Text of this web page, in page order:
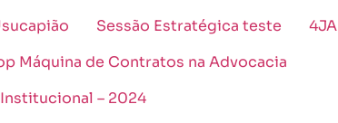
Sessão Estratégica teste
Máquina de Contratos na Advocacia
Institucional – 2024